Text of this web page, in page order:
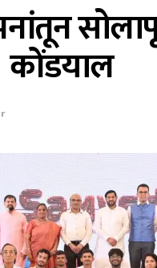
कोंडयाल